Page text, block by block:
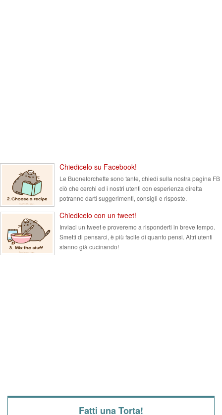
Chiedicelo su Facebook!
Le Buoneforchette sono tante, chiedi sulla nostra pagina FB
ciò che cerchi ed i nostri utenti con esperienza diretta
potranno darti suggerimenti, consigli e risposte.
Chiedicelo con un tweet!
Inviaci un tweet e proveremo a risponderti in breve tempo.
Smetti di pensarci, è più facile di quanto pensi. Altri utenti
stanno già cucinando!
Fatti una Torta!